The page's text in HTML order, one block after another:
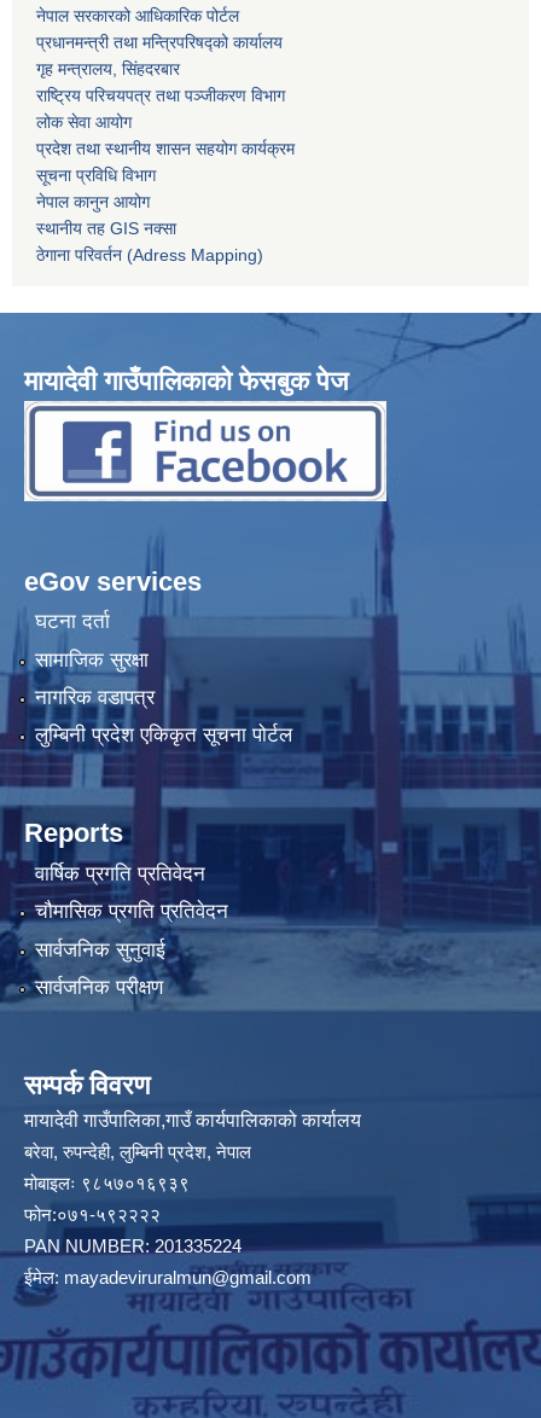
नेपाल सरकारको आधिकारिक पोर्टल
प्रधानमन्त्री तथा मन्त्रिपरिषद्को कार्यालय
गृह मन्त्रालय, सिंहदरबार
राष्ट्रिय परिचयपत्र तथा पञ्जीकरण विभाग
लोक सेवा आयोग
प्रदेश तथा स्थानीय शासन सहयोग कार्यक्रम
सूचना प्रविधि विभाग
नेपाल कानुन आयोग
स्थानीय तह GIS नक्सा
ठेगाना परिवर्तन (Adress Mapping)
मायादेवी गाउँपालिकाको फेसबुक पेज
eGov services
घटना दर्ता
सामाजिक सुरक्षा
नागरिक वडापत्र
लुम्बिनी प्रदेश एकिकृत सूचना पोर्टल
Reports
वार्षिक प्रगति प्रतिवेदन
चौमासिक प्रगति प्रतिवेदन
सार्वजनिक सुनुवाई
सार्वजनिक परीक्षण
सम्पर्क विवरण
मायादेवी गाउँपालिका,गाउँ कार्यपालिकाको कार्यालय
बरेवा, रुपन्देही, लुम्बिनी प्रदेश, नेपाल
मोबाइलः ९८५७०१६९३९
फोन:०७१-५९२२२२
PAN NUMBER: 201335224
ईमेल: mayadeviruralmun@gmail.com